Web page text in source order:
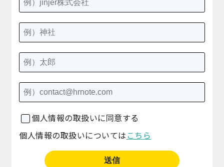
個人情報の取扱いに同意する
個人情報の取扱いについては こちら